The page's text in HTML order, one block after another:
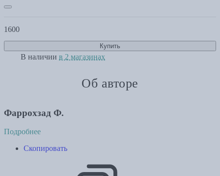
1600
Купить
В наличии в 2 магазинах
Об авторе
Фаррохзад Ф.
Подробнее
Скопировать